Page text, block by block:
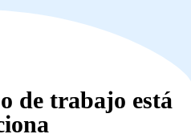
de trabajo está